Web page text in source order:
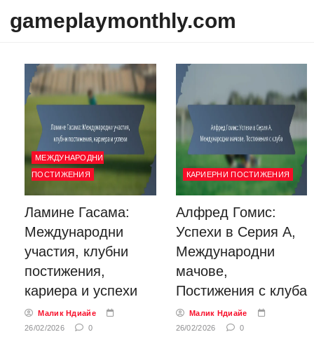
gameplaymonthly.com
МЕЖДУНАРОДНИ
ПОСТИЖЕНИЯ
Ламине Гасама:
Международни
участия, клубни
постижения,
кариера и успехи
Малик Ндиайе
26/02/2026
0
КАРИЕРНИ ПОСТИЖЕНИЯ
Алфред Гомис:
Успехи в Серия А,
Международни
мачове,
Постижения с клуба
Малик Ндиайе
26/02/2026
0